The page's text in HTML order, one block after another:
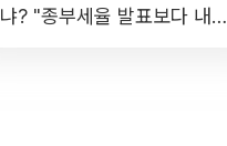
냐? "종부세율 발표보다 내릴